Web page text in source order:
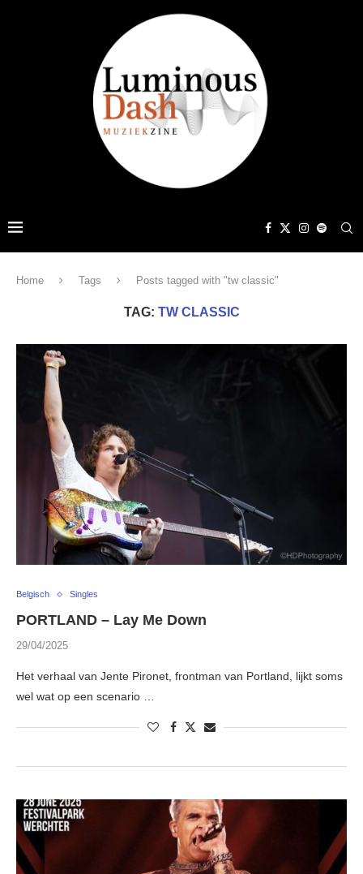
Home Tags Posts tagged with "tw classic"
TAG: TW CLASSIC
Belgisch Singles
PORTLAND – Lay Me Down
29/04/2025
Het verhaal van Jente Pironet, frontman van Portland, lijkt soms
wel wat op een scenario …